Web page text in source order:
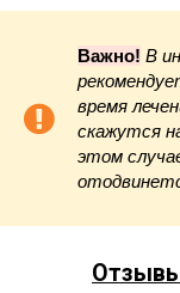
Важно! В
время
скажутся
этом
Отзывы